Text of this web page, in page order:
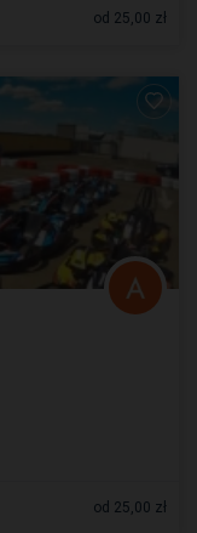
od 25,00 zł
od 25,00 zł